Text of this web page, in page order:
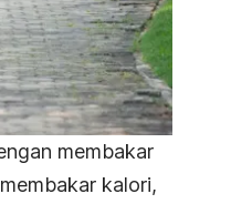
membakar
kalori,